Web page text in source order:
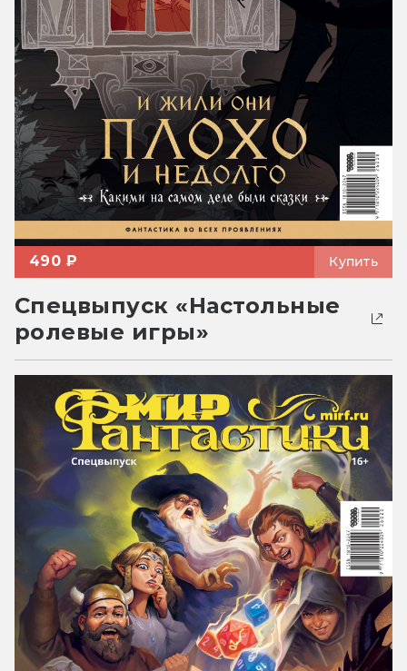
490 ₽ Купить
Спецвыпуск «Настольные
ролевые игры»